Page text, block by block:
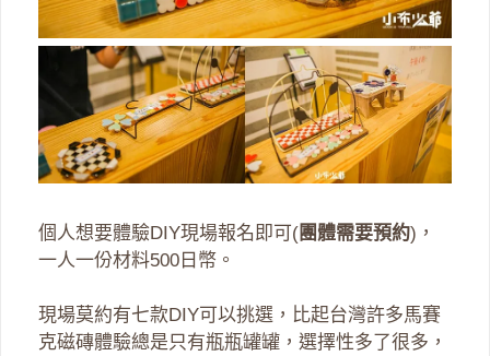
個人想要體驗DIY現場報名即可(團體需要預約)，
一人一份材料500日幣。
現場莫約有七款DIY可以挑選，比起台灣許多馬賽
克磁磚體驗總是只有瓶瓶罐罐，選擇性多了很多，